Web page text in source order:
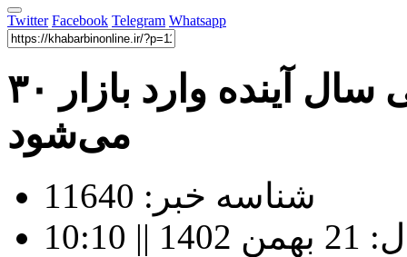
Twitter Facebook Telegram Whatsapp
۳۰ هزار خودرو سواری برقی سال آینده وارد بازار
می‌شود
شناسه خبر: 11640